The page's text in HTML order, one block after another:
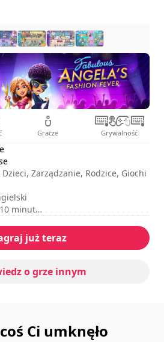
Gracze Grywalność
Zarządzanie, Rodzice, Giochi
minut
5
już teraz
o grze innym
Ci umknęło